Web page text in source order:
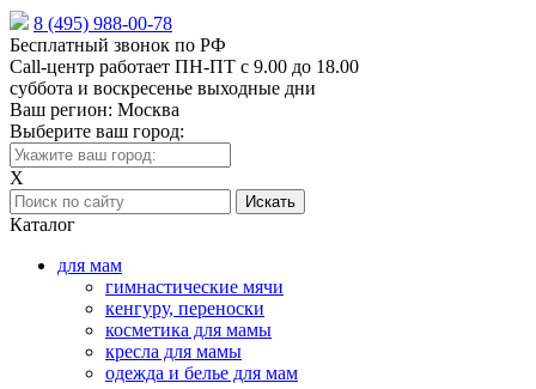
8 (495) 988-00-78
Бесплатный звонок по РФ
Call-центр работает ПН-ПТ с 9.00 до 18.00
суббота и воскресенье выходные дни
Ваш регион: Москва
Выберите ваш город:
X
Каталог
для мам
гимнастические мячи
кенгуру, переноски
косметика для мамы
кресла для мамы
одежда и белье для мам